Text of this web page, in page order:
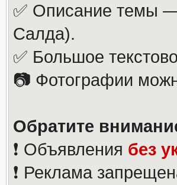
✅ Описание темы
Салда).
✅ Большое
📷 Фотографии
Обратите
❗️ Объявления без
❗️ Реклама